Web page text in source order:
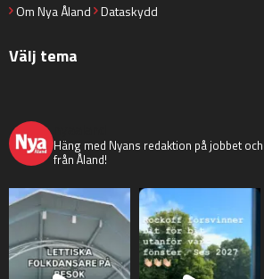
Om Nya Åland Dataskydd
Välj tema
Häng med Nyans redaktion på jobbet
från Åland!